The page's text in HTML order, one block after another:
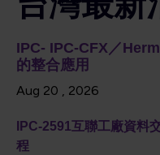
IPC- IPC-CFX ／
的整合應用
Aug 20 , 2026
IPC-2591互聯工廠資料
程